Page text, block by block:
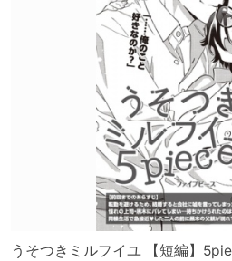
うそつきミルフイユ 【短編】